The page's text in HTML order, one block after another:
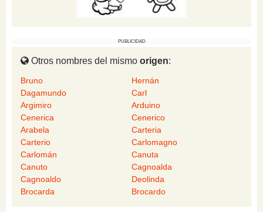
PUBLICIDAD
Otros nombres del mismo origen:
Bruno
Hernán
Dagamundo
Carl
Argimiro
Arduino
Cenerica
Cenerico
Arabela
Carteria
Carterio
Carlomagno
Carlomán
Canuta
Canuto
Cagnoalda
Cagnoaldo
Deolinda
Brocarda
Brocardo